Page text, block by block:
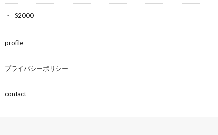
S2000
profile
プライバシーポリシー
contact